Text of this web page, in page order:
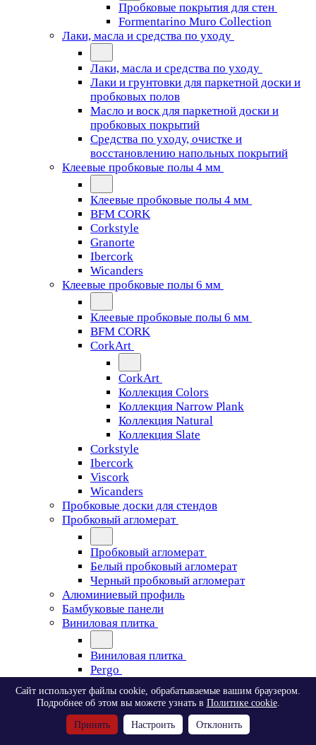
Пробковые покрытия для стен
Formentarino Muro Collection
Лаки, масла и средства по уходу
Лаки, масла и средства по уходу
Лаки и грунтовки для паркетной доски и
пробковых полов
Масло и воск для паркетной доски и
пробковых покрытий
Средства по уходу, очистке и
восстановлению напольных покрытий
Клеевые пробковые полы 4 мм
Клеевые пробковые полы 4 мм
BFM CORK
Corkstyle
Granorte
Ibercork
Wicanders
Клеевые пробковые полы 6 мм
Клеевые пробковые полы 6 мм
BFM CORK
CorkArt
CorkArt
Коллекция Colors
Коллекция Narrow Plank
Коллекция Natural
Коллекция Slate
Corkstyle
Ibercork
Viscork
Wicanders
Пробковые доски для стендов
Пробковый агломерат
Пробковый агломерат
Белый пробковый агломерат
Черный пробковый агломерат
Алюминиевый профиль
Бамбуковые панели
Виниловая плитка
Виниловая плитка
Pergo
Pergo
Classic Plank Optimum Glue
Modern Plank Optimum Glue
Сайт использует файлы cookie, обрабатываемые вашим браузером.
Подробнее об этом вы можете узнать в Политике cookie.
Принять Настроить Отклонить